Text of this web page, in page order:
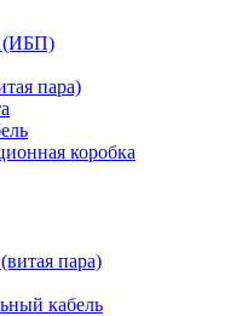
(ИБП)
пара)
коробка
пара)
кабель